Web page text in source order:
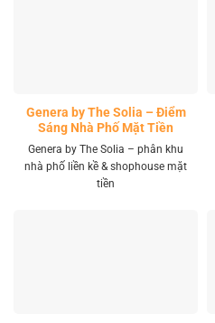
Genera by The Solia – Điểm
Sáng Nhà Phố Mặt Tiền
Vành Đai 4 Khu Tây
Genera by The Solia – phân khu
nhà phố liền kề & shophouse mặt
tiền